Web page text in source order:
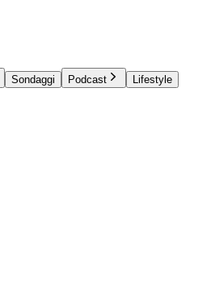
Sondaggi Podcast
Lifestyle